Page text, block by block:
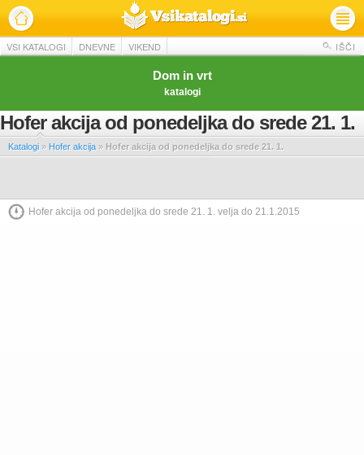
VSI KATALOGI DNEVNE VIKEND IŠČI
Dom in vrt
katalogi
Hofer akcija od ponedeljka do srede 21. 1.
Katalogi » Hofer akcija » Hofer akcija od ponedeljka do srede 21. 1.
Hofer akcija od ponedeljka do srede 21. 1. velja do 21.1.2015